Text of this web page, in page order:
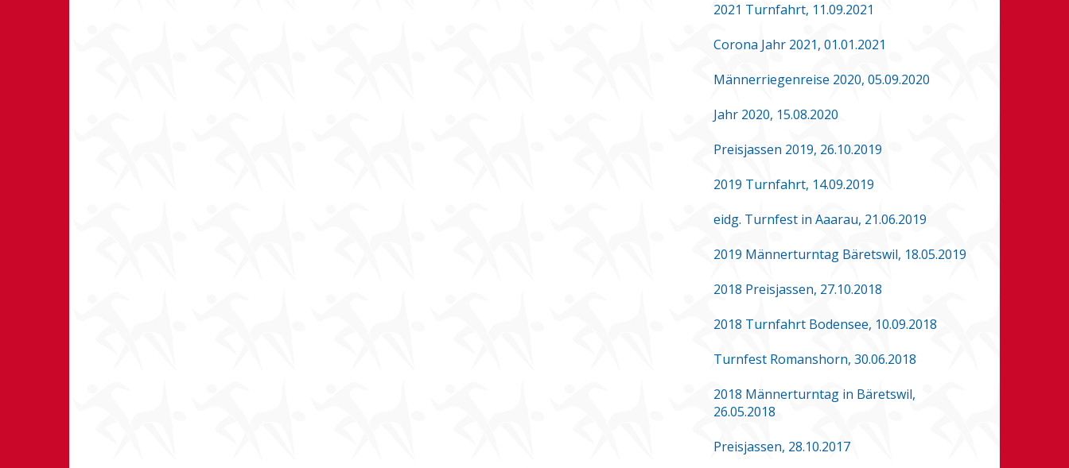
2021 Turnfahrt, 11.09.2021
Corona Jahr 2021, 01.01.2021
Männerriegenreise 2020, 05.09.2020
Jahr 2020, 15.08.2020
Preisjassen 2019, 26.10.2019
2019 Turnfahrt, 14.09.2019
eidg. Turnfest in Aaarau, 21.06.2019
2019 Männerturntag Bäretswil, 18.05.2019
2018 Preisjassen, 27.10.2018
2018 Turnfahrt Bodensee, 10.09.2018
Turnfest Romanshorn, 30.06.2018
2018 Männerturntag in Bäretswil,
26.05.2018
Preisjassen, 28.10.2017